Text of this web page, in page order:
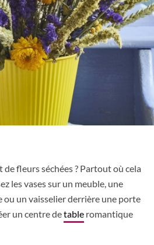
fleurs séchées ? Partout où cela
les vases sur un meuble, une
ou un vaisselier derrière une porte
un centre detable romantique